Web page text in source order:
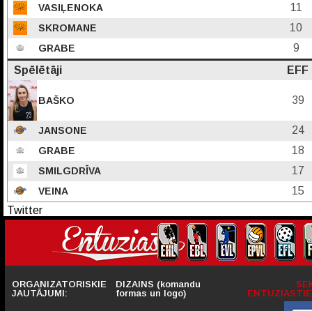
VASIĻENOKA 11
SKROMANE 10
GRABE
9
Spēlētāji
EFF
BAŠKO 39
JANSONE 24
GRABE 18
SMILGDRĪVA 17
VEINA
15
Twitter
ORGANIZATORISKIE
JAUTĀJUMI:
DIZAINS (komandu
formas un logo)